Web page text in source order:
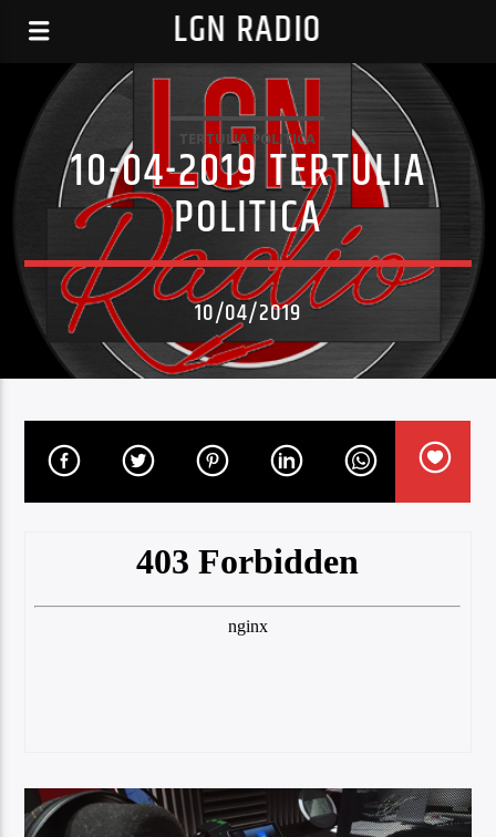
LGN RADIO
TERTULIA POLITICA
10-04-2019 TERTULIA
POLITICA
10/04/2019